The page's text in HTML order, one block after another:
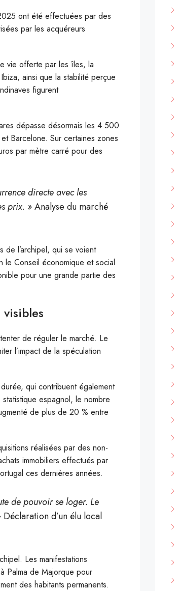
ont été effectuées par des
par les acquéreurs
vie offerte par les îles, la
ainsi que la stabilité perçue
figurent
dépasse désormais les 4 500
Barcelone. Sur certaines zones
par mètre carré pour des
directe avec les
prix. »Analyse du marché
de l’archipel, qui se voient
le Conseil économique et social
pour une grande partie des
de réguler le marché. Le
l’impact de la spéculation
qui contribuent également
espagnol, le nombre
de plus de 20 % entre
réalisées par des non-
immobiliers effectués par
ces dernières années.
de pouvoir se loger. Le
Déclaration d’un élu local
Les manifestations
Palma de Majorque pour
des habitants permanents.